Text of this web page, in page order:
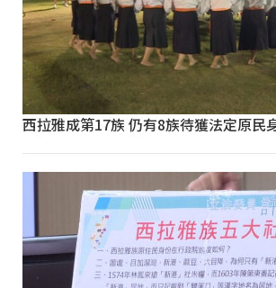
西拉雅成第17族 仍有8族待獲法定原民